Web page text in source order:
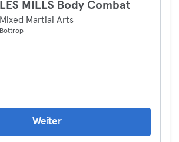
LES MILLS Body Combat
Mixed Martial Arts
Bottrop
Weiter